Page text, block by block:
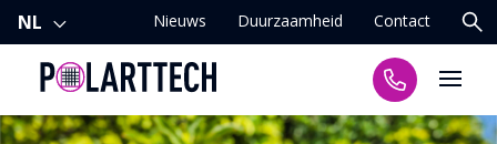
NL Nieuws Duurzaamheid Contact